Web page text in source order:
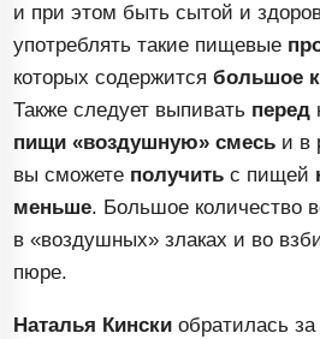
и при этом быть сытой и
употреблять такие пищевые
которых содержитсябольшое
Также следует выпивать перед
пищи «воздушную» смесь и в
вы сможете получить с пищей
меньше. Большое количество
в «воздушных» злаках и во
пюре.
Наталья Кински обратилась